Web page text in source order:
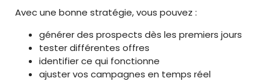
Avec une bonne stratégie, vous pouvez :
générer des prospects dès les premiers jours
tester différentes offres
identifier ce qui fonctionne
ajuster vos campagnes en temps réel